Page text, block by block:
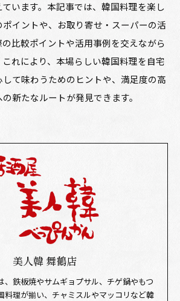
います。本記事では、韓国料理を楽し
イントや、お取り寄せ・スーパーの活
比較ポイントや活用事例を交えながら
れにより、本場らしい韓国料理を自宅
て味わうためのヒントや、満足度の高
新たなルートが発見できます。
美人韓 舞鶴店
、鉄板焼やサムギョプサル、チゲ鍋やもつ
料理が揃い、チャミスルやマッコリなど韓